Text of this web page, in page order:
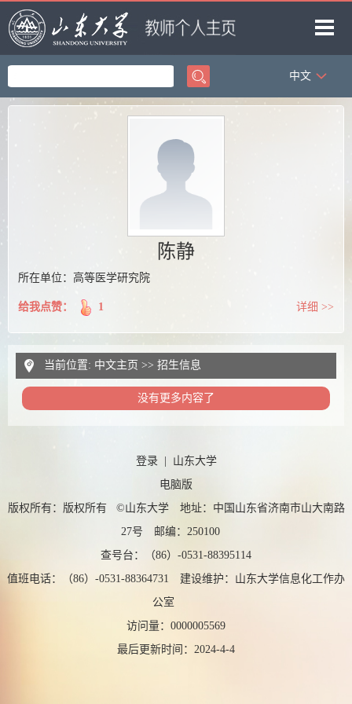
首页
教师博客
中文
陈静
所在单位：高等医学研究院
给我点赞： 1 详细 >>
当前位置: 中文主页 >> 招生信息
没有更多内容了
登录| 山东大学
电脑版
版权所有：版权所有 ©山东大学 地址：中国山东省济南市山大南路
27号 邮编：250100
查号台：（86）-0531-88395114
值班电话：（86）-0531-88364731 建设维护：山东大学信息化工作办
公室
访问量： 0000005569
最后更新时间： 2024-4-4